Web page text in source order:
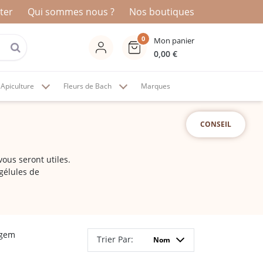
Qui sommes nous ? Nos boutiques
0 Mon panier
0,00 €
Apiculture Fleurs de Bach Marques
CONSEIL
seront utiles.
de
sains possible.
à prendre que
de
de Nigelle est
Trier Par: Nom